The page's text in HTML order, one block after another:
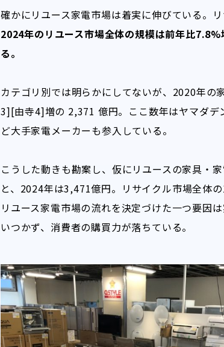
確かにリユース家電市場は着実に伸びている。
2024年のリユース市場全体の規模は前年比
る。
カテゴリ別では明らかにしてないが、2020年
3][由寺4]増の 2,371 億円。ここ数年はヤマダデ
ど大手家電メーカーも参入している。
こうした動きも勘案し、仮にリユースの家具・
と、2024年は3,471億円。リサイクル市場全体
リユース家電市場の流れを決定づけた一つ要因
いつかず、消費者の購買力が落ちている。